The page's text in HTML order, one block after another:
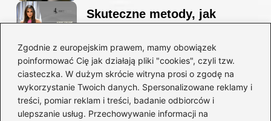
Zgodnie z europejskim prawem, mamy obowiązek
poinformować Cię jak działają pliki "cookies", czyli tzw.
ciasteczka. W dużym skrócie witryna prosi o zgodę na
wykorzystanie Twoich danych. Spersonalizowane reklamy i
treści, pomiar reklam i treści, badanie odbiorców i
ulepszanie usług. Przechowywanie informacji na
Skuteczne metody, jak
sylwetkę w zaledwie 90 dni
Idealny garnitur: jak dobrać
go do swojej sylwetki?